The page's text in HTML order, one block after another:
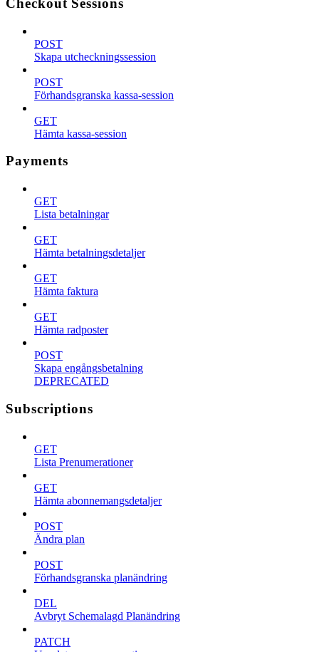
Checkout Sessions
POST
Skapa utcheckningssession
POST
Förhandsgranska kassa-session
GET
Hämta kassa-session
Payments
GET
Lista betalningar
GET
Hämta betalningsdetaljer
GET
Hämta faktura
GET
Hämta radposter
POST
Skapa engångsbetalning
DEPRECATED
Subscriptions
GET
Lista Prenumerationer
GET
Hämta abonnemangsdetaljer
POST
Ändra plan
POST
Förhandsgranska planändring
DEL
Avbryt Schemalagd Planändring
PATCH